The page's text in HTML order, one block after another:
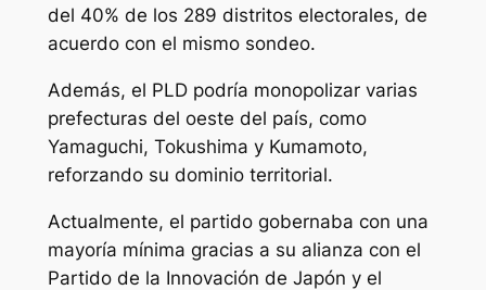
del 40% de los 289 distritos electorales, de
acuerdo con el mismo sondeo.
Además, el PLD podría monopolizar varias
prefecturas del oeste del país, como
Yamaguchi, Tokushima y Kumamoto,
reforzando su dominio territorial.
Actualmente, el partido gobernaba con una
mayoría mínima gracias a su alianza con el
Partido de la Innovación de Japón y el